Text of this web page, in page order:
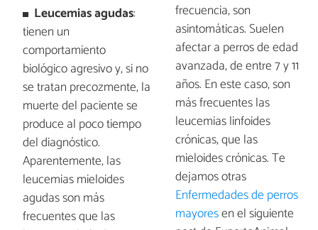
Leucemias agudas:
tienen un
comportamiento
biológico agresivo y, si no
se tratan precozmente, la
muerte del paciente se
produce al poco tiempo
del diagnóstico.
Aparentemente, las
leucemias mieloides
agudas son más
frecuentes que las
frecuencia, son
asintomáticas. Suelen
afectar a perros de edad
avanzada, de entre 7 y 11
años. En este caso, son
más frecuentes las
leucemias linfoides
crónicas, que las
mieloides crónicas. Te
dejamos otras
Enfermedades de perros
mayoresen el siguiente